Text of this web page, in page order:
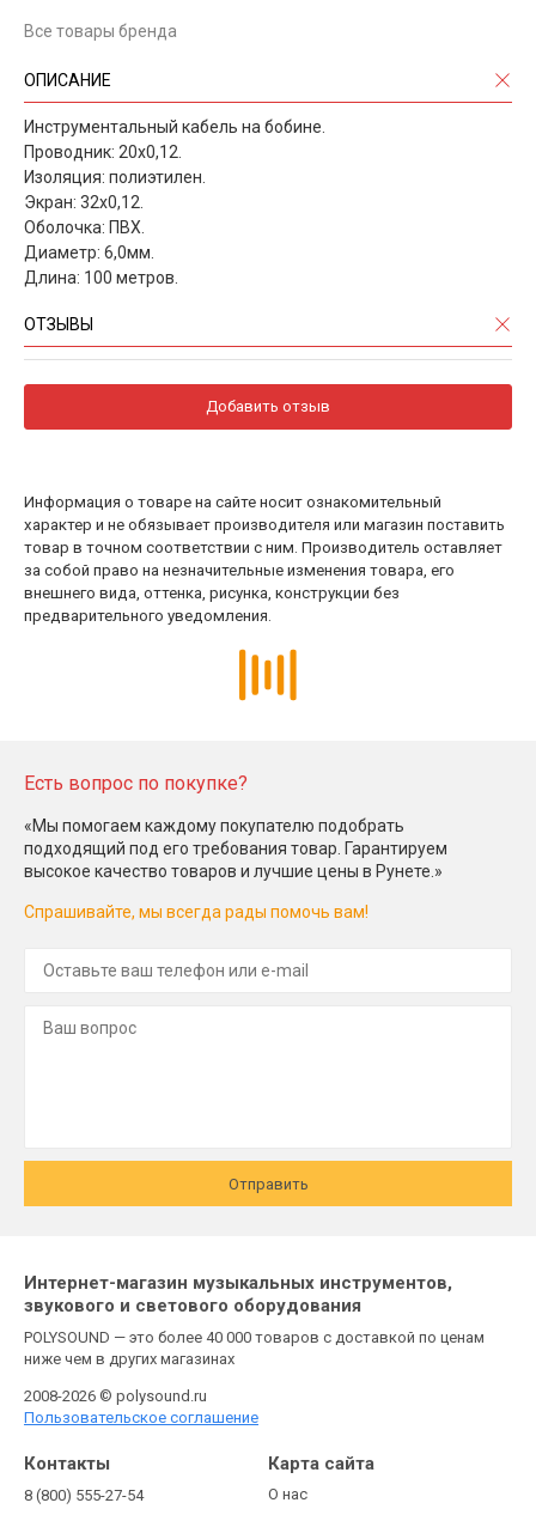
Все товары бренда
ОПИСАНИЕ
Инструментальный кабель на бобине.
Проводник: 20х0,12.
Изоляция: полиэтилен.
Экран: 32х0,12.
Оболочка: ПВХ.
Диаметр: 6,0мм.
Длина: 100 метров.
ОТЗЫВЫ
Добавить отзыв
Информация о товаре на сайте носит ознакомительный
характер и не обязывает производителя или магазин поставить
товар в точном соответствии с ним. Производитель оставляет
за собой право на незначительные изменения товара, его
внешнего вида, оттенка, рисунка, конструкции без
предварительного уведомления.
Есть вопрос по покупке?
«Мы помогаем каждому покупателю подобрать
подходящий под его требования товар. Гарантируем
высокое качество товаров и лучшие цены в Рунете.»
Спрашивайте, мы всегда рады помочь вам!
Отправить
Интернет-магазин музыкальных инструментов,
звукового и светового оборудования
POLYSOUND — это более 40 000 товаров с доставкой по ценам
ниже чем в других магазинах
2008-2026 © polysound.ru
Пользовательское соглашение
Контакты
8 (800) 555-27-54
Карта сайта
О нас